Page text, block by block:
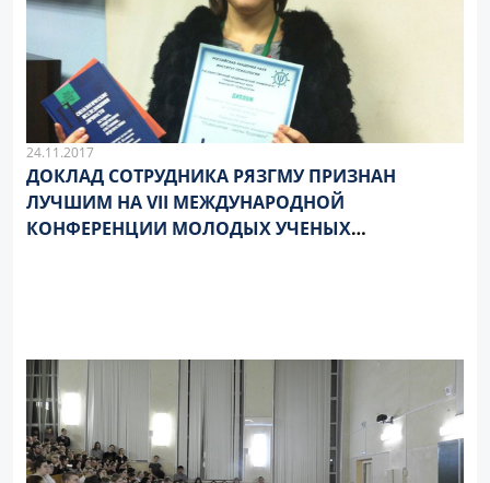
24.11.2017
ДОКЛАД СОТРУДНИКА РЯЗГМУ ПРИЗНАН
ЛУЧШИМ НА VII МЕЖДУНАРОДНОЙ
КОНФЕРЕНЦИИ МОЛОДЫХ УЧЕНЫХ